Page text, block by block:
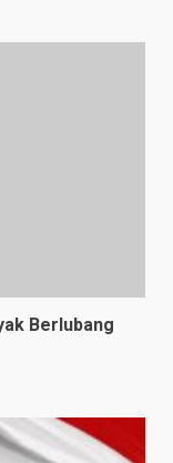
Berlubang